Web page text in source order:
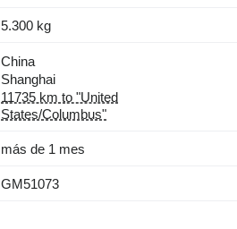
5.300 kg
China
Shanghai
11735 km to "United
States/Columbus"
más de 1 mes
GM51073